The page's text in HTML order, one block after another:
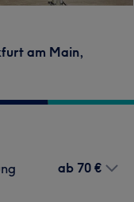
am Main,
ab 70 €